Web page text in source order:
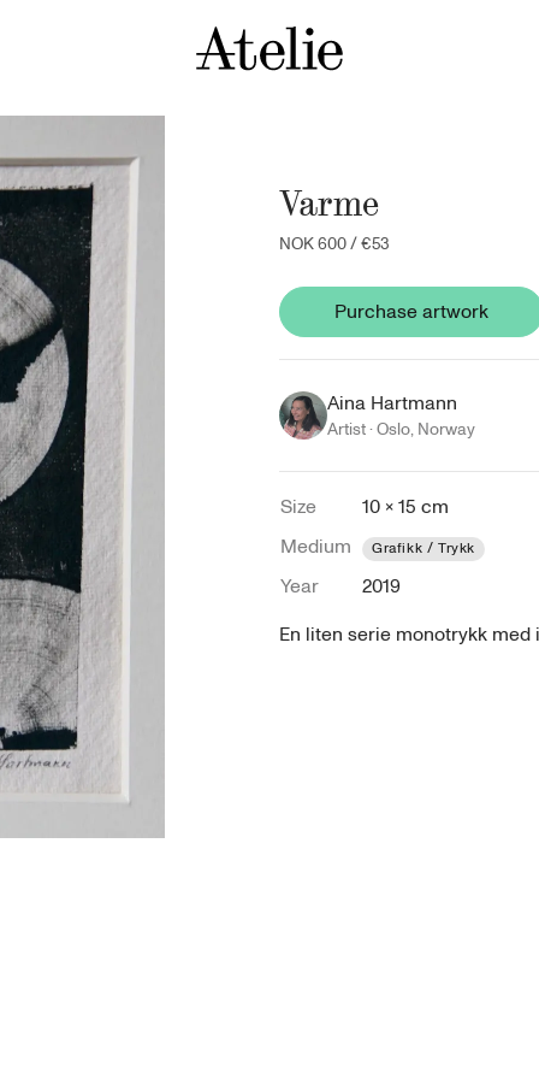
Varme
NOK 600/€53
Purchase artwork
Aina Hartmann
Artist ·Oslo, Norway
Size
10 × 15 cm
Medium
Grafikk / Trykk
Year
2019
En liten serie monotrykk